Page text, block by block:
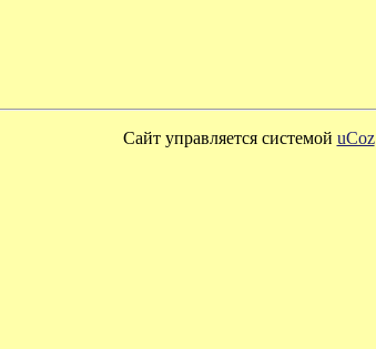
Сайт управляется системой uCoz